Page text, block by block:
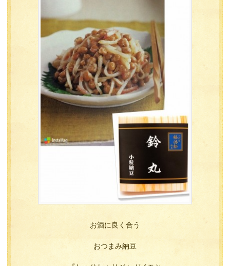
お酒に良く合う
おつまみ納豆